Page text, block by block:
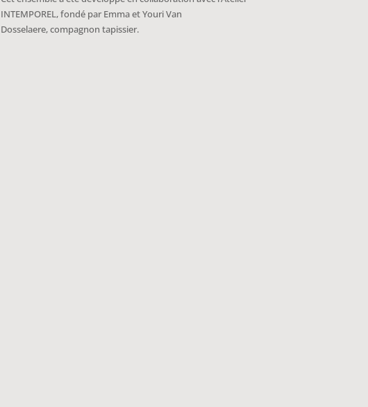
INTEMPOREL, fondé par Emma et Youri Van
Dosselaere, compagnon tapissier.